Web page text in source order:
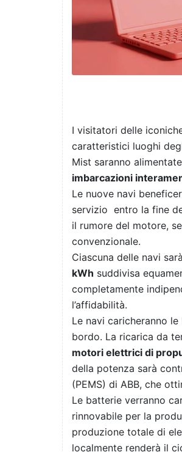
I visitatori delle
caratteristici luoghi
Mist saranno
imbarcazioni
Le nuove navi
servizio entro la fine
il rumore del motore,
convenzionale.
Ciascuna delle navi
kWh suddivisa
completamente
l’affidabilità.
Le navi caricheranno
bordo. La ricarica da
motori elettrici di
della potenza sarà
(PEMS) di ABB, che
Le batterie verranno
rinnovabile per la
produzione totale di
localmente renderà il